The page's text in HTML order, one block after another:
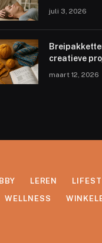
juli 3, 2026
creatieve
maart 12, 2026
LEREN
WELLNESS